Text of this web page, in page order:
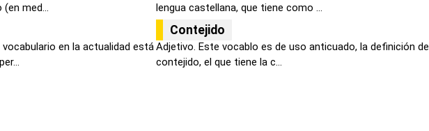
med...
lengua castellana, que tiene como ...
en la actualidad está
Contejido
Adjetivo. Este vocablo es de uso anticuado, la definición de
contejido, el que tiene la c...